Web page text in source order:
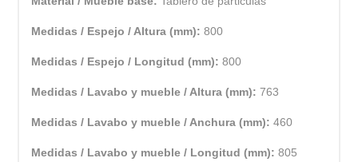
Medidas / Espejo / Altura (mm):800
Medidas / Espejo / Longitud (mm):800
Medidas / Lavabo y mueble / Altura (mm):763
Medidas / Lavabo y mueble / Anchura (mm):460
Medidas / Lavabo y mueble / Longitud (mm):805